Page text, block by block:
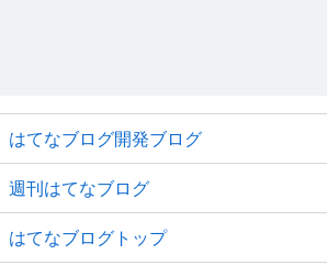
はてなブログ開発ブログ
週刊はてなブログ
はてなブログトップ